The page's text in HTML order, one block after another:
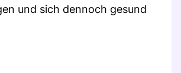
und sich dennoch gesund